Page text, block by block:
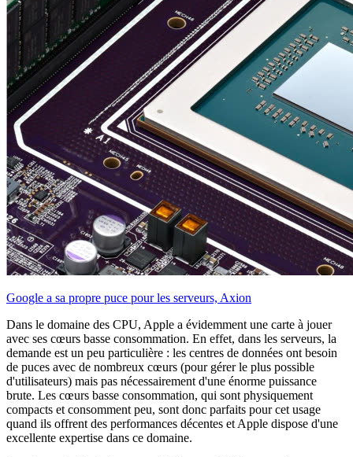
Google a sa propre puce pour les serveurs, Axion
Dans le domaine des CPU, Apple a évidemment une carte à jouer
avec ses cœurs basse consommation. En effet, dans les serveurs, la
demande est un peu particulière : les centres de données ont besoin
de puces avec de nombreux cœurs (pour gérer le plus possible
d'utilisateurs) mais pas nécessairement d'une énorme puissance
brute. Les cœurs basse consommation, qui sont physiquement
compacts et consomment peu, sont donc parfaits pour cet usage
quand ils offrent des performances décentes et Apple dispose d'une
excellente expertise dans ce domaine.